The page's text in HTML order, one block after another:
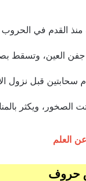
منذ القدم في
العين، وتسقط
قبل نزول
ويكثر
العلم
حروف